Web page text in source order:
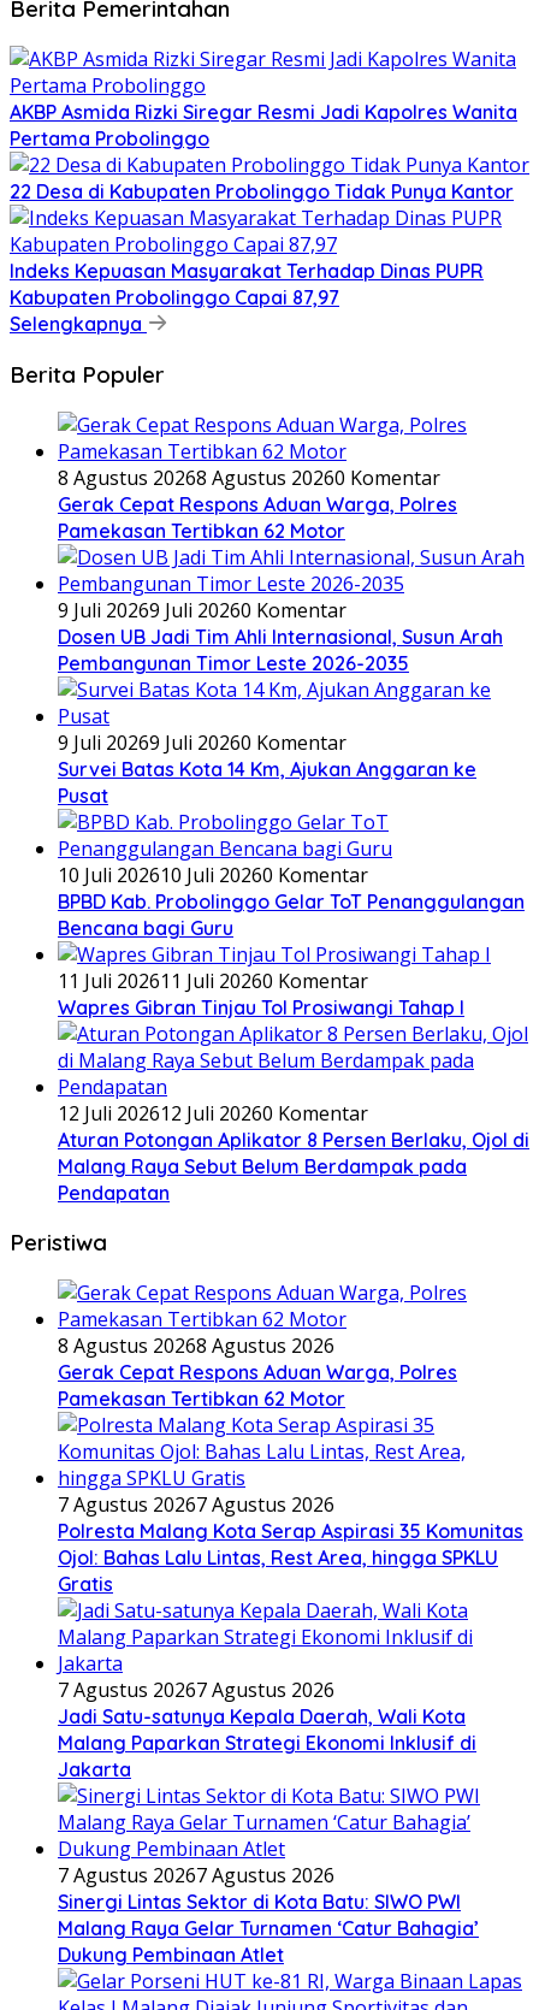
Berita Pemerintahan
AKBP Asmida Rizki Siregar Resmi Jadi Kapolres Wanita
Pertama Probolinggo
22 Desa di Kabupaten Probolinggo Tidak Punya Kantor
Indeks Kepuasan Masyarakat Terhadap Dinas PUPR
Kabupaten Probolinggo Capai 87,97
Selengkapnya
Berita Populer
8 Agustus 20268 Agustus 20260 Komentar
Gerak Cepat Respons Aduan Warga, Polres
Pamekasan Tertibkan 62 Motor
9 Juli 20269 Juli 20260 Komentar
Dosen UB Jadi Tim Ahli Internasional, Susun Arah
Pembangunan Timor Leste 2026-2035
9 Juli 20269 Juli 20260 Komentar
Survei Batas Kota 14 Km, Ajukan Anggaran ke
Pusat
10 Juli 202610 Juli 20260 Komentar
BPBD Kab. Probolinggo Gelar ToT Penanggulangan
Bencana bagi Guru
11 Juli 202611 Juli 20260 Komentar
Wapres Gibran Tinjau Tol Prosiwangi Tahap I
12 Juli 202612 Juli 20260 Komentar
Aturan Potongan Aplikator 8 Persen Berlaku, Ojol di
Malang Raya Sebut Belum Berdampak pada
Pendapatan
Peristiwa
8 Agustus 20268 Agustus 2026
Gerak Cepat Respons Aduan Warga, Polres
Pamekasan Tertibkan 62 Motor
7 Agustus 20267 Agustus 2026
Polresta Malang Kota Serap Aspirasi 35 Komunitas
Ojol: Bahas Lalu Lintas, Rest Area, hingga SPKLU
Gratis
7 Agustus 20267 Agustus 2026
Jadi Satu-satunya Kepala Daerah, Wali Kota
Malang Paparkan Strategi Ekonomi Inklusif di
Jakarta
7 Agustus 20267 Agustus 2026
Sinergi Lintas Sektor di Kota Batu: SIWO PWI
Malang Raya Gelar Turnamen ‘Catur Bahagia’
Dukung Pembinaan Atlet